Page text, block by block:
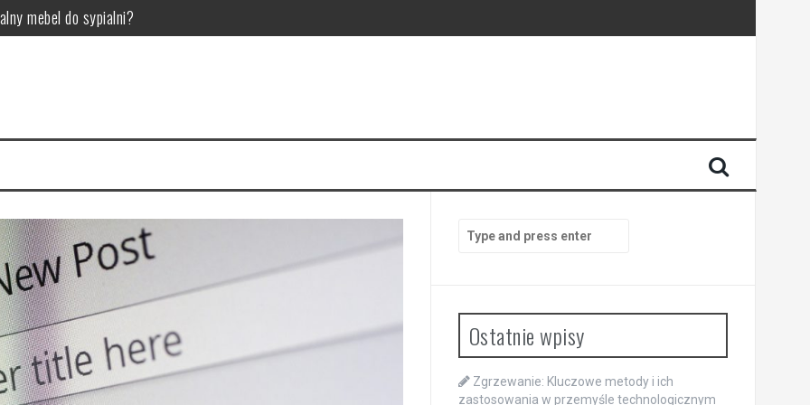
mebel do sypialni?
samochodu
ten gatunek gier jest tak popularny?
w przemyśle technologicznym
for:
Ostatnie wpisy
Zgrzewanie: Kluczowe metody i ich
zastosowania w przemyśle technologicznym